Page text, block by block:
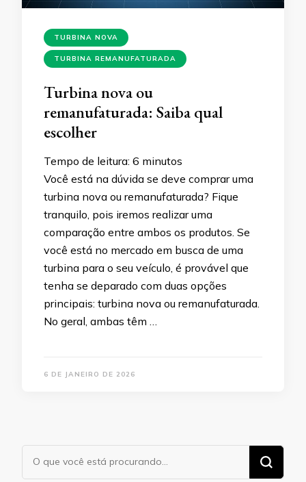
TURBINA NOVA
TURBINA REMANUFATURADA
Turbina nova ou
remanufaturada: Saiba qual
escolher
Tempo de leitura: 6 minutos
Você está na dúvida se deve comprar uma
turbina nova ou remanufaturada? Fique
tranquilo, pois iremos realizar uma
comparação entre ambos os produtos. Se
você está no mercado em busca de uma
turbina para o seu veículo, é provável que
tenha se deparado com duas opções
principais: turbina nova ou remanufaturada.
No geral, ambas têm …
6 DE JANEIRO DE 2026
Procurando
algo?